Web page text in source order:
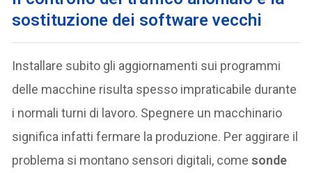
sostituzione dei software vecchi
Installare subito gli aggiornamenti sui programmi
delle macchine risulta spesso impraticabile durante
i normali turni di lavoro. Spegnere un macchinario
significa infatti fermare la produzione. Per aggirare il
problema si montano sensori digitali, comesonde